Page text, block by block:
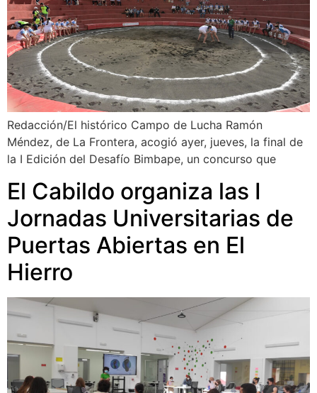
Redacción/El histórico Campo de Lucha Ramón
Méndez, de La Frontera, acogió ayer, jueves, la final de
la I Edición del Desafío Bimbape, un concurso que
El Cabildo organiza las I
Jornadas Universitarias de
Puertas Abiertas en El
Hierro